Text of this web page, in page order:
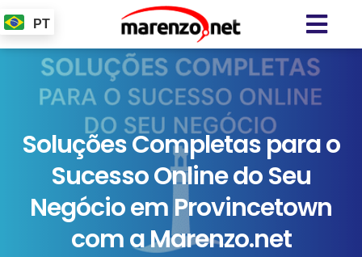
PT
Soluções Completas para o
Sucesso Online do Seu
Negócio em Provincetown
com a Marenzo.net